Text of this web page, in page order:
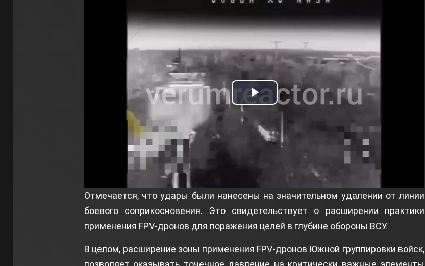
Play
Video
Отмечается, что удары были нанесены на значительном удалении от линии
боевого соприкосновения. Это свидетельствует о расширении практики
применения FPV-дронов для поражения целей в глубине обороны ВСУ.
В целом, расширение зоны применения FPV-дронов Южной группировки войск,